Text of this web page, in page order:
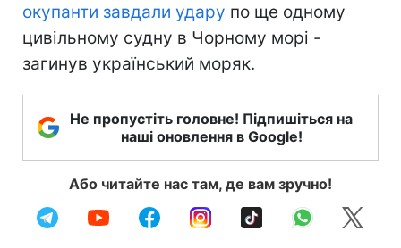
окупанти завдали удару по ще одному
цивільному судну в Чорному морі -
загинув український моряк.
Не пропустіть головне! Підпишіться на
наші оновлення в Google!
Або читайте нас там, де вам зручно!